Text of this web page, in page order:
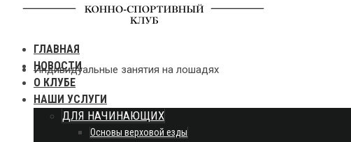
Индивидуальные занятия на лошадях
ГЛАВНАЯ
НОВОСТИ
О КЛУБЕ
НАШИ УСЛУГИ
ДЛЯ НАЧИНАЮЩИХ
Основы верховой езды